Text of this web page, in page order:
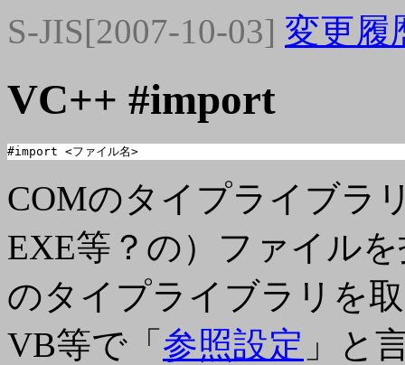
S-JIS[2007-10-03] 変更履
VC++ #import
#import <ファイル名>
COMのタイプライブラ
EXE等？の）ファイル
のタイプライブラリを
VB等で「 参照設定 」と